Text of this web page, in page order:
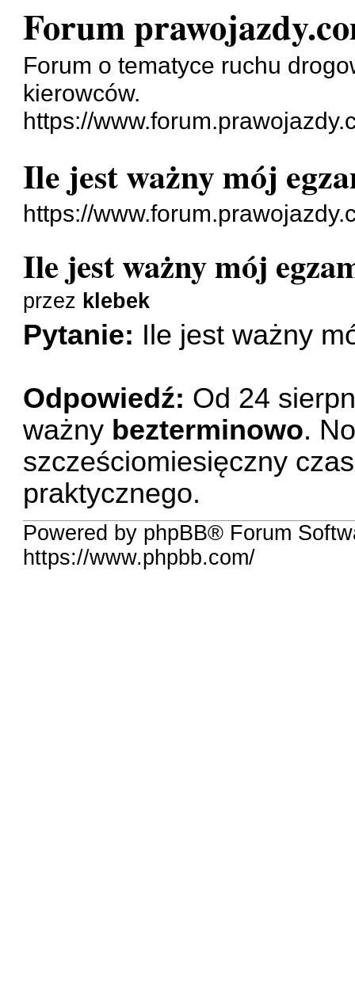
Forum
Forum o tematyce ruchu
kierowców.
https://
Ile jest ważny mój
https://
Ile jest ważny mój
przez klebek
Pytanie: Ile jest ważny
Odpowiedź: Od 24
ważny bezterminowo.
szcześciomiesięczny
praktycznego.
Powered by phpBB® Forum
https://www.phpbb.com/